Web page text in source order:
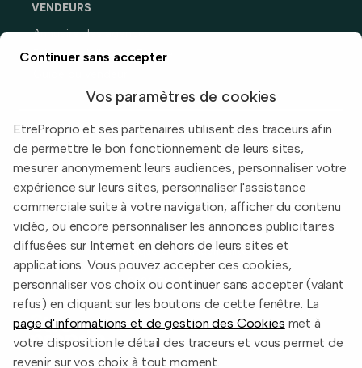
VENDEURS
Annuaire des agences
Prix immobiliers en France
Informations légales
Conditions d'utilisation
Politique de confidentialité
2026 EtreProprio.com
Continuer sans accepter
Vos paramètres de cookies
EtreProprio et ses partenaires utilisent des traceurs afin
de permettre le bon fonctionnement de leurs sites,
mesurer anonymement leurs audiences, personnaliser votre
expérience sur leurs sites, personnaliser l'assistance
commerciale suite à votre navigation, afficher du contenu
vidéo, ou encore personnaliser les annonces publicitaires
diffusées sur Internet en dehors de leurs sites et
applications. Vous pouvez accepter ces cookies,
personnaliser vos choix ou continuer sans accepter (valant
refus) en cliquant sur les boutons de cette fenêtre. La
page d'informations et de gestion des Cookies met à
votre disposition le détail des traceurs et vous permet de
revenir sur vos choix à tout moment.